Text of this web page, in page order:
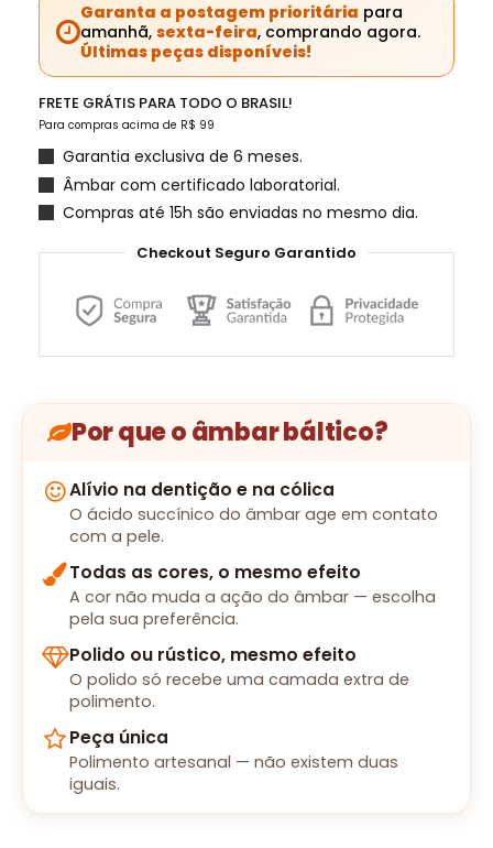
Garanta a postagem prioritária para
amanhã, sexta-feira, comprando agora.
Últimas peças disponíveis!
FRETE GRÁTIS PARA TODO O BRASIL!
Para compras acima de R$ 99
Garantia exclusiva de 6 meses.
Âmbar com certificado laboratorial.
Compras até 15h são enviadas no mesmo dia.
Checkout Seguro Garantido
Por que o âmbar báltico?
Alívio na dentição e na cólica
O ácido succínico do âmbar age em contato
com a pele.
Todas as cores, o mesmo efeito
A cor não muda a ação do âmbar — escolha
pela sua preferência.
Polido ou rústico, mesmo efeito
O polido só recebe uma camada extra de
polimento.
Peça única
Polimento artesanal — não existem duas
iguais.